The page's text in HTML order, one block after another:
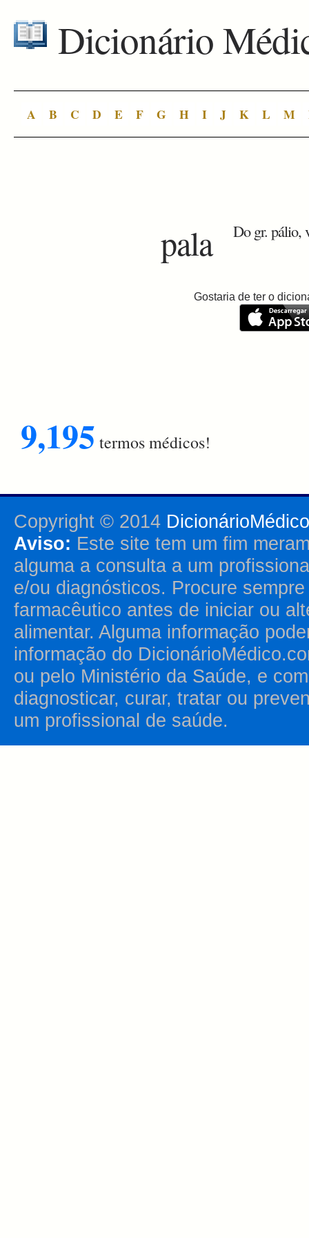
Dicionário
A B C D E F G H I J K L M
pala Do gr. pálio,
Gostaria de ter o
9,195 termos médicos!
Copyright © 2014
Aviso: Este site tem um fim
alguma a consulta a um
e/ou diagnósticos. Procure
farmacêutico antes de iniciar ou
alimentar. Alguma informação
informação do
ou pelo Ministério da Saúde, e
diagnosticar, curar, tratar ou
um profissional de saúde.